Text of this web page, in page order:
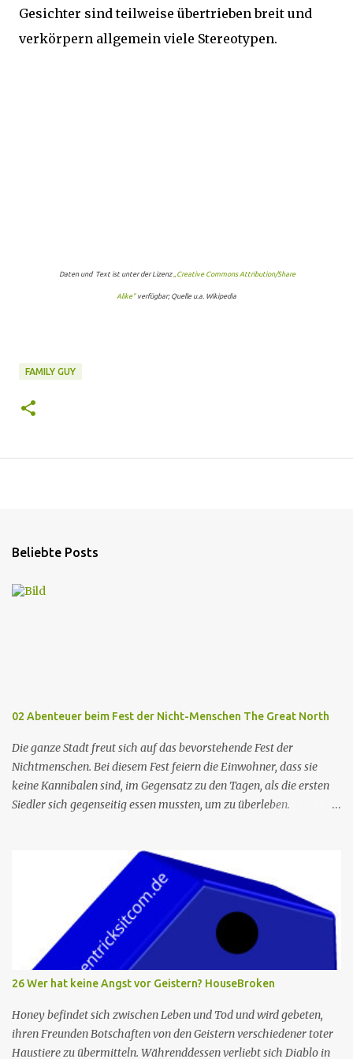
Gesichter sind teilweise übertrieben breit und
verkörpern allgemein viele Stereotypen.
Daten und Text ist unter der Lizenz„Creative Commons Attribution/Share
Alike“verfügbar; Quelle u.a. Wikipedia
FAMILY GUY
Beliebte Posts
02 Abenteuer beim Fest der Nicht-Menschen The Great North
Die ganze Stadt freut sich auf das bevorstehende Fest der
Nichtmenschen. Bei diesem Fest feiern die Einwohner, dass sie
keine Kannibalen sind, im Gegensatz zu den Tagen, als die ersten
Siedler sich gegenseitig essen mussten, um zu überleben.
des Festes, und so beschließt Ham, die neue Cake Lady zu werden,
um den Tag zu retten. Er hält dies vor seiner Familie geheim, die
befürchtet, dass das Fest ohne den Kuchen ein Flop wird. Leider
fühlt sich Ham zu sehr unter Druck gesetzt und kann nicht backen.
Judy hilft ihm schließlich, und sie backen einen fabelhaften
Kuchen. Die beiden kommen sich als Geschwister näher als je
zuvor. In der Zwischenzeit versucht Wolf, Beef zu beeindrucken,
indem er beim Kadaverrennen auf dem Fest mitläuft und verrät,
dass er monatelang dafür trainiert hat. Das Rennen läuft schlecht,
aber Beef sagt Wolf, dass er sehr stolz auf ihn ist, da...
26 Wer hat keine Angst vor Geistern? HouseBroken
Honey befindet sich zwischen Leben und Tod und wird gebeten,
ihren Freunden Botschaften von den Geistern verschiedener toter
Haustiere zu übermitteln. Währenddessen verliebt sich Diablo in